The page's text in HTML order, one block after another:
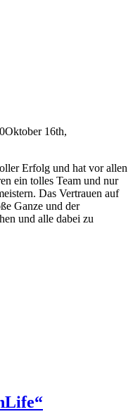
Oktober 16th,
Erfolg und hat vor allen
ein tolles Team und nur
Das Vertrauen auf
Ganze und der
und alle dabei zu